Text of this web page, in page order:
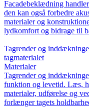
Facadebeklædning
den kan også forbedre
materialer og
lydkomfort og bidrage til
Tagrender og
tagmaterialet
Materialer
Tagrender og
funktion og levetid. Læs,
materialer, udførelse og
forlænger tagets